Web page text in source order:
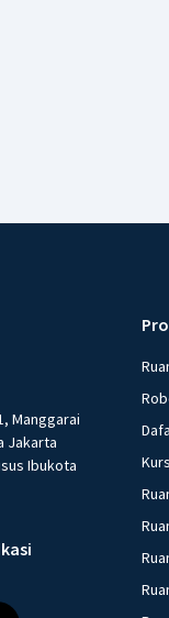
Manggarai
Jakarta
Ibukota